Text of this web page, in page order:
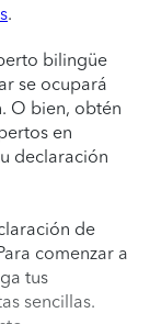
.
bilingüe
se ocupará
O bien, obtén
en
declaración
de
comenzar a
tus
sencillas.